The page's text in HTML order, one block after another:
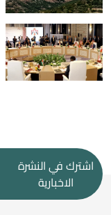
اشترك في النشرة
الاخبارية